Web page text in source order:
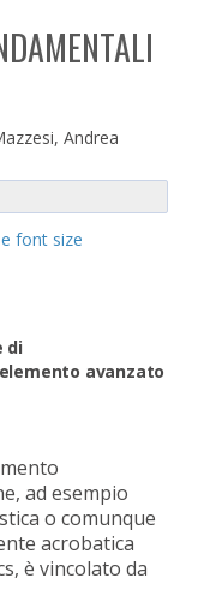
Andrea
font size
di
avanzato
ad esempio
o comunque
acrobatica
è vincolato da